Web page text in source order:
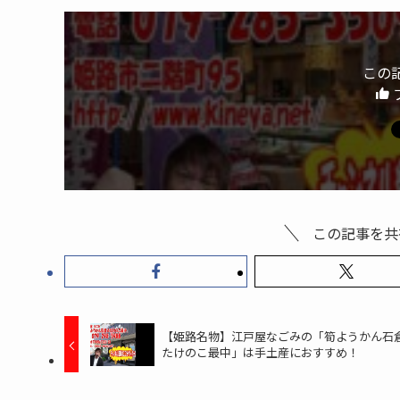
この
この記事を
【姫路名物】江戸屋なごみの「筍ようかん石
たけのこ最中」は手土産におすすめ！